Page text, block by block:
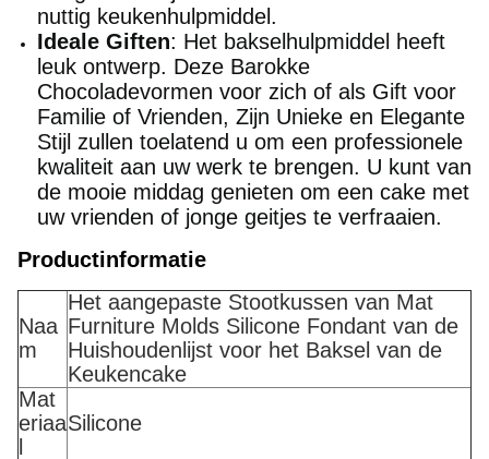
nuttig keukenhulpmiddel.
Ideale Giften: Het bakselhulpmiddel heeft
leuk ontwerp. Deze Barokke
Chocoladevormen voor zich of als Gift voor
Familie of Vrienden, Zijn Unieke en Elegante
Stijl zullen toelatend u om een professionele
kwaliteit aan uw werk te brengen. U kunt van
de mooie middag genieten om een cake met
uw vrienden of jonge geitjes te verfraaien.
Productinformatie
Naa
m
Het aangepaste Stootkussen van Mat
Furniture Molds Silicone Fondant van de
Huishoudenlijst voor het Baksel van de
Keukencake
Mat
eriaaSilicone